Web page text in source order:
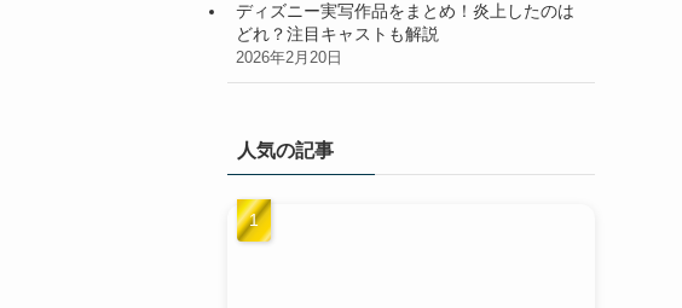
ディズニー実写作品をまとめ！炎上したのは
どれ？注目キャストも解説
2026年2月20日
人気の記事